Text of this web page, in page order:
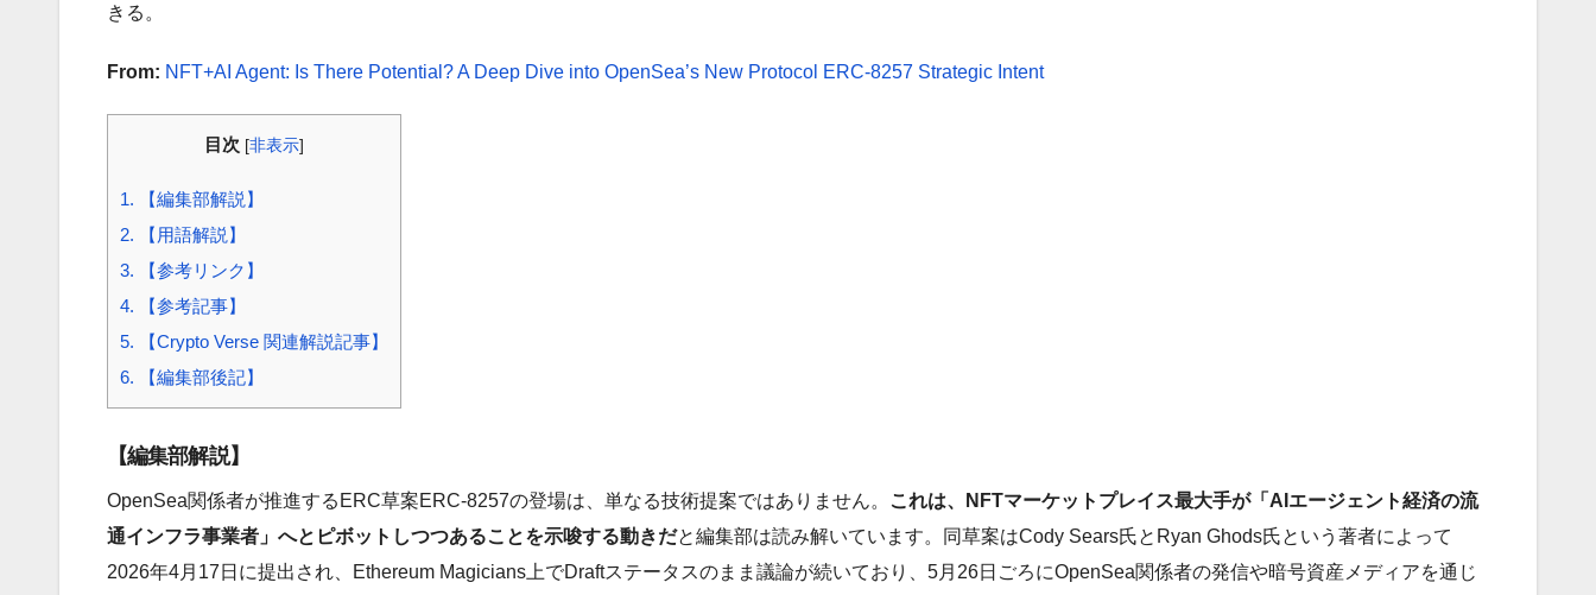
きる。
From: NFT+AI Agent: Is There Potential? A Deep Dive into OpenSea’s New Protocol ERC-8257 Strategic Intent
目次 [非表示]
1. 【編集部解説】
2. 【用語解説】
3. 【参考リンク】
4. 【参考記事】
5. 【Crypto Verse 関連解説記事】
6. 【編集部後記】
【編集部解説】
OpenSea関係者が推進するERC草案ERC-8257の登場は、単なる技術提案ではありません。
これは、NFTマーケットプレイス最大手が「AIエージェント経済の流
通インフラ事業者」へとピボットしつつあることを示唆する動きだと編集部は読み解いています。同草案はCody Sears氏とRyan Ghods氏という著者によって
2026年4月17日に提出され、Ethereum Magicians上でDraftステータスのまま議論が続いており、5月26日ごろにOpenSea関係者の発信や暗号資産メディアを通じ